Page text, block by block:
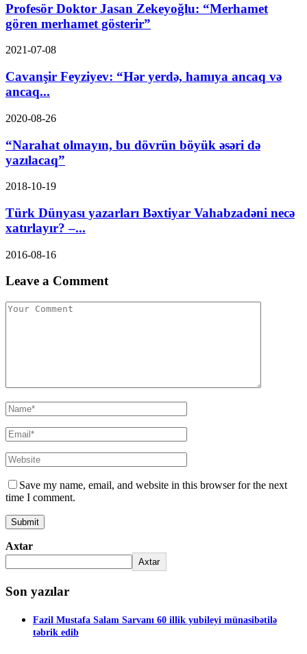
Profesör Doktor Jasan Zekeyoğlu: “Merhamet
gören merhamet gösterir”
2021-07-08
Cavanşir Feyziyev: “Hər yerdə, hamıya ancaq və
ancaq...
2020-08-26
“Narahat olmayın, bu dövrün böyük əsəri də
yazılacaq”
2018-10-19
Türk Dünyası yazarları Bəxtiyar Vahabzadəni necə
xatırlayır? –...
2016-08-16
Leave a Comment
Save my name, email, and website in this browser for the next
time I comment.
Axtar
Axtar
Son yazılar
Fazil Mustafa Salam Sarvanı 60 illik yubileyi münasibətilə
təbrik edib